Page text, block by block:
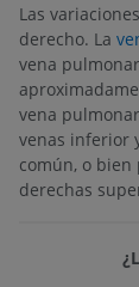
Las
derecho. La
vena
vena
venas inferior
común, o
derechas